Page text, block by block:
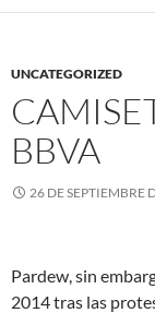
UNCATEGORIZED
BBVA
26 DE SEPTIEMBRE
Pardew, sin
2014 tras las